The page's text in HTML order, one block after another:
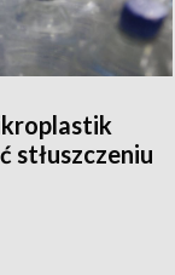
stłuszczeniu